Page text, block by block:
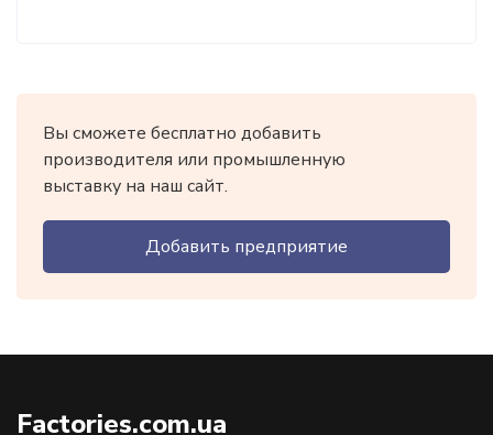
Вы сможете бесплатно добавить
производителя или промышленную
выставку на наш сайт.
Добавить предприятие
Factories.com.ua